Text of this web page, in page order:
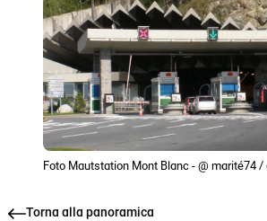
Foto Mautstation Mont Blanc - @ marité74
Torna alla panoramica